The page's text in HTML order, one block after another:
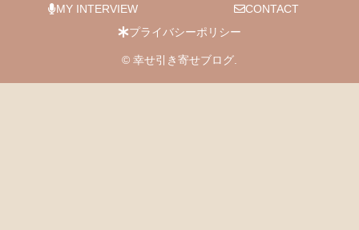
MY INTERVIEW
CONTACT
プライバシーポリシー
© 幸せ引き寄せブログ.